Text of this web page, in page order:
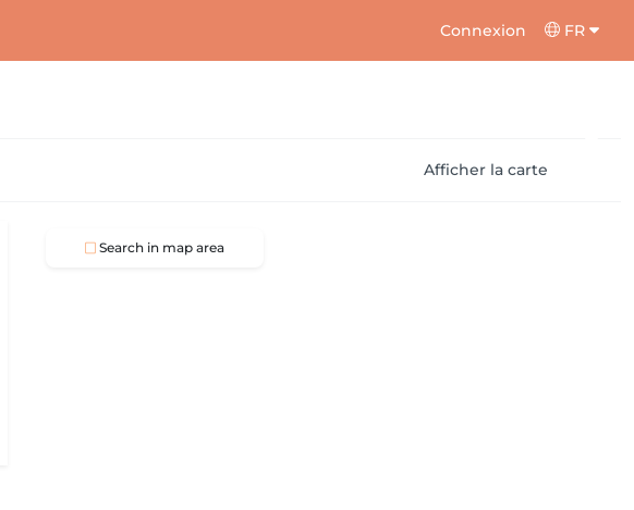
Connexion FR
Afficher la carte
Search in map area